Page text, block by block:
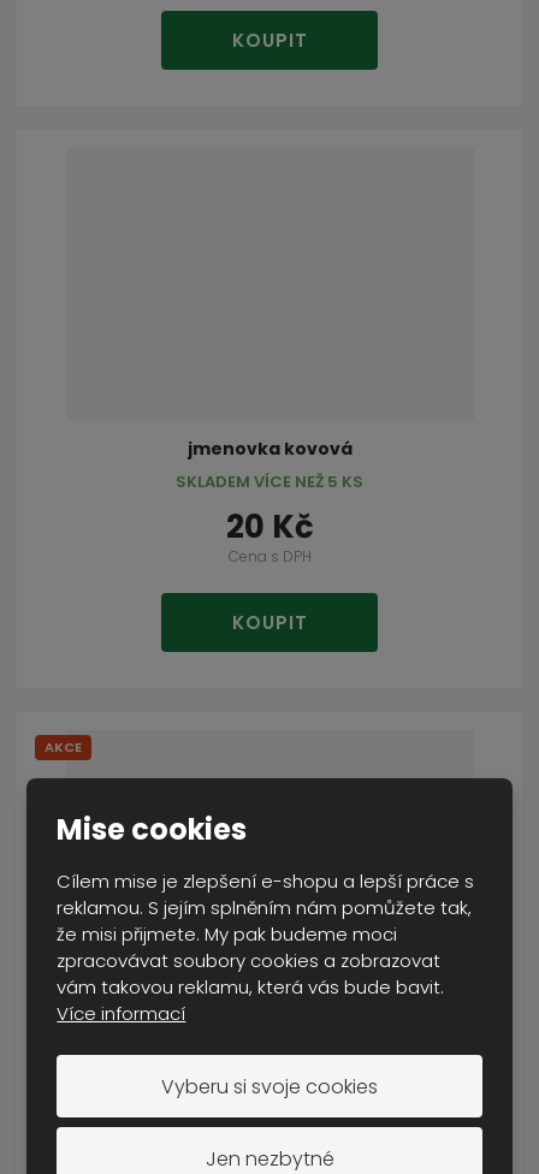
Mise cookies
Cílem mise je zlepšení e-shopu a lepší práce s
reklamou. S jejím splněním nám pomůžete tak,
že misi přijmete. My pak budeme moci
zpracovávat soubory cookies a zobrazovat
vám takovou reklamu, která vás bude bavit.
Více informací
Vyberu si svoje cookies
Jen nezbytné
KOUPIT
jmenovka kovová
20 Kč
Cena s DPH
KOUPIT
SKLADEM VÍCE NEŽ 5 KS
AKCE
50 Kč